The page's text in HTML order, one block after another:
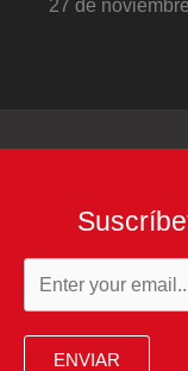
27 de
ENVIAR